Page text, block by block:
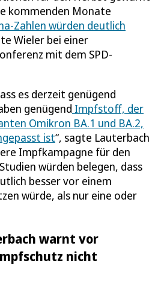
kommenden Monate
Zahlen würden deutlich
Wieler bei einer
mit dem SPD-
es derzeit genügend
genügend Impfstoff, der
Omikron BA.1 und BA.2,
ist“, sagte Lauterbach
Impfkampagne für den
würden belegen, dass
besser vor einem
würde, als nur eine oder
warnt vor
nicht